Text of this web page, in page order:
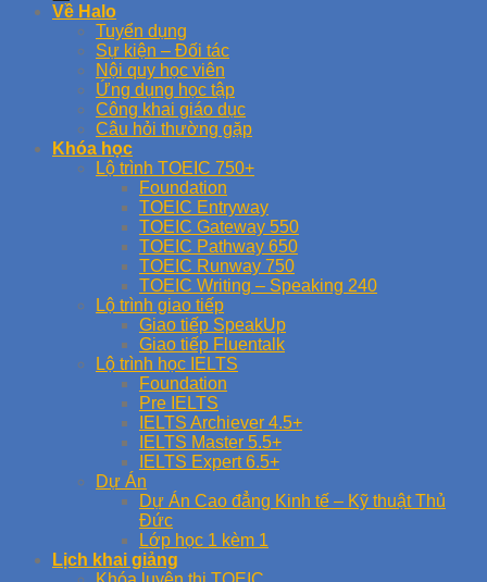
Về Halo
Tuyển dụng
Sự kiện – Đối tác
Nội quy học viên
Ứng dụng học tập
Công khai giáo dục
Câu hỏi thường gặp
Khóa học
Lộ trình TOEIC 750+
Foundation
TOEIC Entryway
TOEIC Gateway 550
TOEIC Pathway 650
TOEIC Runway 750
TOEIC Writing – Speaking 240
Lộ trình giao tiếp
Giao tiếp SpeakUp
Giao tiếp Fluentalk
Lộ trình học IELTS
Foundation
Pre IELTS
IELTS Archiever 4.5+
IELTS Master 5.5+
IELTS Expert 6.5+
Dự Án
Dự Án Cao đẳng Kinh tế – Kỹ thuật Thủ
Đức
Lớp học 1 kèm 1
Lịch khai giảng